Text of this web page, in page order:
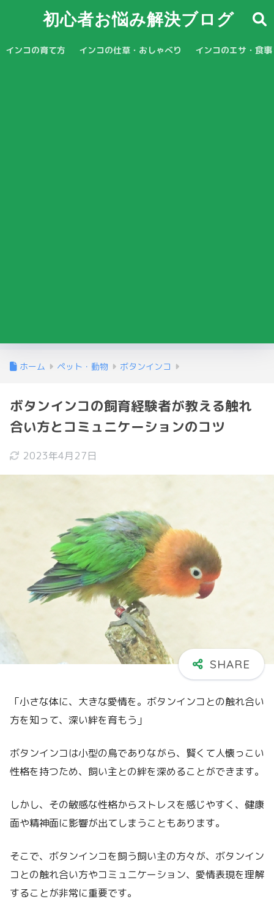
初心者お悩み解決ブログ
インコの育て方 インコの仕草・おしゃべり インコのエサ・食事
ホーム ペット・動物 ボタンインコ
ボタンインコの飼育経験者が教える触れ
合い方とコミュニケーションのコツ
2023年4月27日
「小さな体に、大きな愛情を。ボタンインコとの触れ合い
方を知って、深い絆を育もう」
ボタンインコは小型の鳥でありながら、賢くて人懐っこい
性格を持つため、飼い主との絆を深めることができます。
しかし、その敏感な性格からストレスを感じやすく、健康
面や精神面に影響が出てしまうこともあります。
そこで、ボタンインコを飼う飼い主の方々が、ボタンイン
コとの触れ合い方やコミュニケーション、愛情表現を理解
することが非常に重要です。